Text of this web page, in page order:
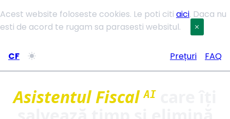
Acest website foloseste cookies. Le poti citi aici. Daca nu
esti de acord te rugam sa parasesti websitul.
CF Prețuri FAQ
Asistentul FiscalAI